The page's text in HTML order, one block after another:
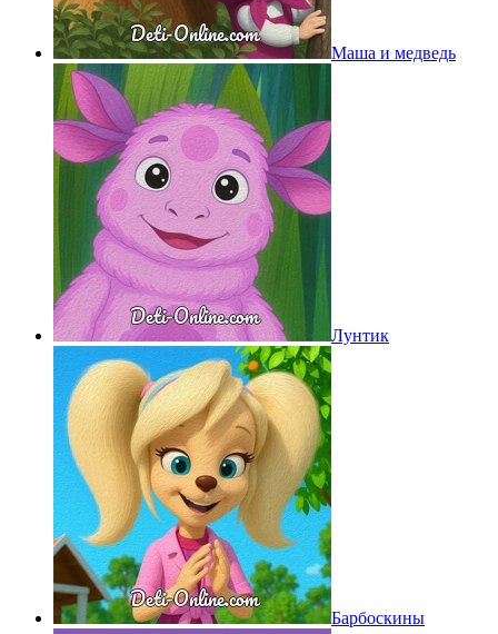
Маша и медведь
Лунтик
Барбоскины